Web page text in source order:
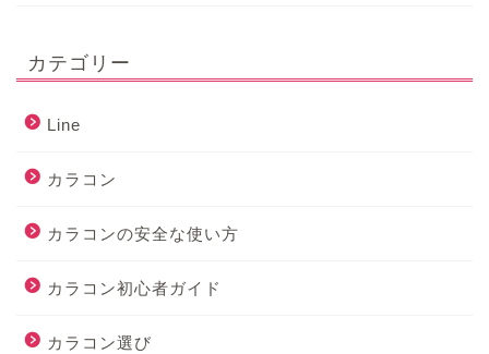
カテゴリー
Line
カラコン
カラコンの安全な使い方
カラコン初心者ガイド
カラコン選び